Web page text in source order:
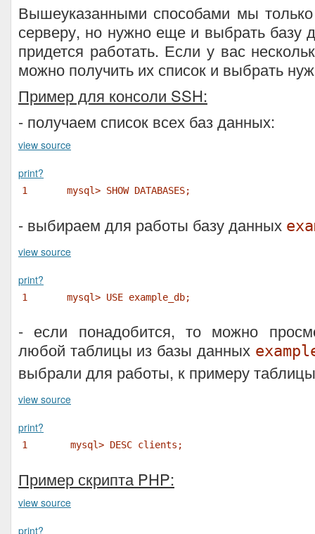
Вышеуказанными способами мы
серверу, но нужно еще и выбрать базу
придется работать. Если у вас
можно получить их список и выбрать
Пример для консоли SSH:
- получаем список всех баз данных:
view source
print?
1 mysql> SHOW DATABASES;
- выбираем для работы базу данных
view source
print?
1 mysql> USE example_db;
- если понадобится, то можно
любой таблицы из базы данных
выбрали для работы, к примеру
view source
print?
1 mysql> DESC clients;
Пример скрипта PHP:
view source
print?